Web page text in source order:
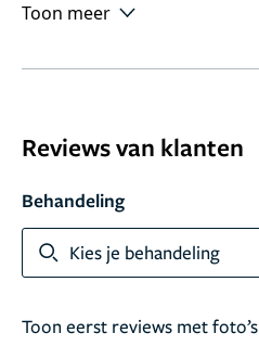
Toon meer
Reviews van klanten
Behandeling
Kies je behandeling
Toon eerst reviews met foto’s